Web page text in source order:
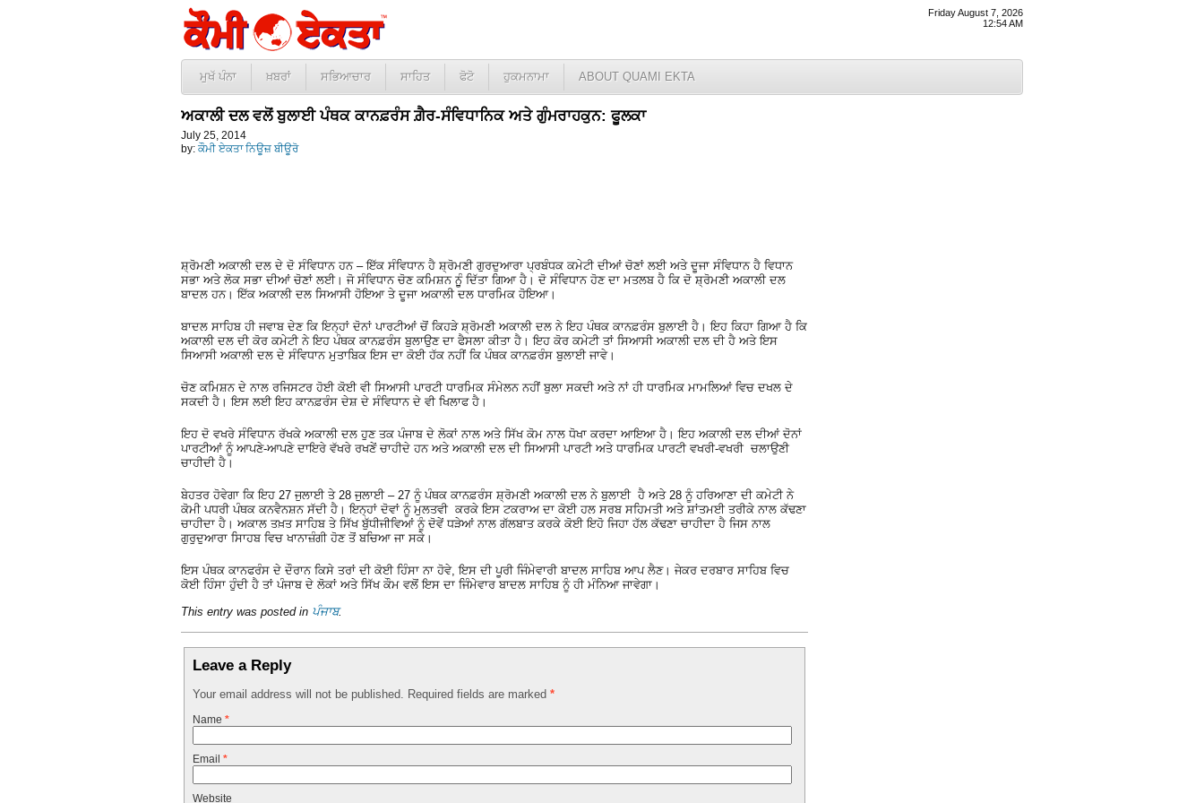
Friday August 7, 2026
12:54 AM
ਮੁਖੱ ਪੰਨਾ ਖ਼ਬਰਾਂ ਸਭਿਆਚਾਰ ਸਾਹਿਤ ਫੋਟੋ ਹੁਕਮਨਾਮਾ ABOUT QUAMI EKTA
ਅਕਾਲੀ ਦਲ ਵਲੋਂ ਬੁਲਾਈ ਪੰਥਕ ਕਾਨਫ਼ਰੰਸ ਗ਼ੈਰ-ਸੰਵਿਧਾਨਿਕ ਅਤੇ ਗੁੰਮਰਾਹਕੁਨ: ਫੂਲਕਾ
July 25, 2014
by: ਕੌਮੀ ਏਕਤਾ ਨਿਊਜ਼ ਬੀਊਰੋ
ਸ਼੍ਰੋਮਣੀ ਅਕਾਲੀ ਦਲ ਦੇ ਦੋ ਸੰਵਿਧਾਨ ਹਨ – ਇੱਕ ਸੰਵਿਧਾਨ ਹੈ ਸ਼੍ਰੋਮਣੀ ਗੁਰਦੁਆਰਾ ਪ੍ਰਬੰਧਕ ਕਮੇਟੀ ਦੀਆਂ ਚੋਣਾਂ ਲਈ ਅਤੇ ਦੂਜਾ ਸੰਵਿਧਾਨ ਹੈ ਵਿਧਾਨ
ਸਭਾ ਅਤੇ ਲੋਕ ਸਭਾ ਦੀਆਂ ਚੋਣਾਂ ਲਈ। ਜੋ ਸੰਵਿਧਾਨ ਚੋਣ ਕਮਿਸ਼ਨ ਨੂੁੰ ਦਿੱਤਾ ਗਿਆ ਹੈ। ਦੋ ਸੰਵਿਧਾਨ ਹੋਣ ਦਾ ਮਤਲਬ ਹੈ ਕਿ ਦੋ ਸ਼੍ਰੋਮਣੀ ਅਕਾਲੀ ਦਲ
ਬਾਦਲ ਹਨ। ਇੱਕ ਅਕਾਲੀ ਦਲ ਸਿਆਸੀ ਹੋਇਆ ਤੇ ਦੂਜਾ ਅਕਾਲੀ ਦਲ ਧਾਰਮਿਕ ਹੋਇਆ।
ਬਾਦਲ ਸਾਹਿਬ ਹੀ ਜਵਾਬ ਦੇਣ ਕਿ ਇਨ੍ਹਾਂ ਦੋਨਾਂ ਪਾਰਟੀਆਂ ਚੋਂ ਕਿਹੜੇ ਸ਼੍ਰੋਮਣੀ ਅਕਾਲੀ ਦਲ ਨੇ ਇਹ ਪੰਥਕ ਕਾਨਫ਼ਰੰਸ ਬੁਲਾਈ ਹੈ। ਇਹ ਕਿਹਾ ਗਿਆ ਹੈ ਕਿ
ਅਕਾਲੀ ਦਲ ਦੀ ਕੋਰ ਕਮੇਟੀ ਨੇ ਇਹ ਪੰਥਕ ਕਾਨਫ਼ਰੰਸ ਬੁਲਾਉਣ ਦਾ ਫੈਸਲਾ ਕੀਤਾ ਹੈ। ਇਹ ਕੋਰ ਕਮੇਟੀ ਤਾਂ ਸਿਆਸੀ ਅਕਾਲੀ ਦਲ ਦੀ ਹੈ ਅਤੇ ਇਸ
ਸਿਆਸੀ ਅਕਾਲੀ ਦਲ ਦੇ ਸੰਵਿਧਾਨ ਮੁਤਾਬਿਕ ਇਸ ਦਾ ਕੋਈ ਹੱਕ ਨਹੀਂ ਕਿ ਪੰਥਕ ਕਾਨਫ਼ਰੰਸ ਬੁਲਾਈ ਜਾਵੇ।
ਚੋਣ ਕਮਿਸ਼ਨ ਦੇ ਨਾਲ ਰਜਿਸਟਰ ਹੋਈ ਕੋਈ ਵੀ ਸਿਆਸੀ ਪਾਰਟੀ ਧਾਰਮਿਕ ਸੰਮੇਲਨ ਨਹੀਂ ਬੁਲਾ ਸਕਦੀ ਅਤੇ ਨਾਂ ਹੀ ਧਾਰਮਿਕ ਮਾਮਲਿਆਂ ਵਿਚ ਦਖਲ ਦੇ
ਸਕਦੀ ਹੈ। ਇਸ ਲਈ ਇਹ ਕਾਨਫ਼ਰੰਸ ਦੇਸ਼ ਦੇ ਸੰਵਿਧਾਨ ਦੇ ਵੀ ਖਿਲਾਫ ਹੈ।
ਇਹ ਦੋ ਵਖਰੇ ਸੰਵਿਧਾਨ ਰੱਖਕੇ ਅਕਾਲੀ ਦਲ ਹੁਣ ਤਕ ਪੰਜਾਬ ਦੇ ਲੋਕਾਂ ਨਾਲ ਅਤੇ ਸਿੱਖ ਕੋਮ ਨਾਲ ਧੋਖਾ ਕਰਦਾ ਆਇਆ ਹੈ। ਇਹ ਅਕਾਲੀ ਦਲ ਦੀਆਂ ਦੋਨਾਂ
ਪਾਰਟੀਆਂ ਨੂੰ ਆਪਣੇ-ਆਪਣੇ ਦਾਇਰੇ ਵੱਖਰੇ ਰਖਣੇਂ ਚਾਹੀਦੇ ਹਨ ਅਤੇ ਅਕਾਲੀ ਦਲ ਦੀ ਸਿਆਸੀ ਪਾਰਟੀ ਅਤੇ ਧਾਰਮਿਕ ਪਾਰਟੀ ਵਖਰੀ-ਵਖਰੀ ਚਲਾਉਣੀ
ਚਾਹੀਦੀ ਹੈ।
ਬੇਹਤਰ ਹੋਵੇਗਾ ਕਿ ਇਹ 27 ਜੁਲਾਈ ਤੇ 28 ਜੁਲਾਈ – 27 ਨੂੰ ਪੰਥਕ ਕਾਨਫ਼ਰੰਸ ਸ਼੍ਰੋਮਣੀ ਅਕਾਲੀ ਦਲ ਨੇ ਬੁਲਾਈ ਹੈ ਅਤੇ 28 ਨੂੰ ਹਰਿਆਣਾ ਦੀ ਕਮੇਟੀ ਨੇ
ਕੋਮੀ ਪਧਰੀ ਪੰਥਕ ਕਨਵੈਨਸ਼ਨ ਸੱਦੀ ਹੈ। ਇਨ੍ਹਾਂ ਦੋਵਾਂ ਨੂੰ ਮੁਲਤਵੀ ਕਰਕੇ ਇਸ ਟਕਰਾਅ ਦਾ ਕੋਈ ਹਲ ਸਰਬ ਸਹਿਮਤੀ ਅਤੇ ਸ਼ਾਂਤਮਈ ਤਰੀਕੇ ਨਾਲ ਕੱਢਣਾ
ਚਾਹੀਦਾ ਹੈ। ਅਕਾਲ ਤਖ਼ਤ ਸਾਹਿਬ ਤੇ ਸਿੱਖ ਬੁੱਧੀਜੀਵਿਆਂ ਨੂੰ ਦੋਵੇਂ ਧੜੇਆਂ ਨਾਲ ਗੱਲਬਾਤ ਕਰਕੇ ਕੋਈ ਇਹੋ ਜਿਹਾ ਹੱਲ ਕੱਢਣਾ ਚਾਹੀਦਾ ਹੈ ਜਿਸ ਨਾਲ
ਗੁਰੁਦੁਆਰਾ ਸਾਿਹਬ ਵਿਚ ਖਾਨਾਜ਼ੰਗੀ ਹੋਣ ਤੋਂ ਬਚਿਆ ਜਾ ਸਕੇ।
ਇਸ ਪੰਥਕ ਕਾਨਫਰੰਸ ਦੇ ਦੌਰਾਨ ਕਿਸੇ ਤਰਾਂ ਦੀ ਕੋਈ ਹਿੰਸਾ ਨਾ ਹੋਵੇ, ਇਸ ਦੀ ਪੂਰੀ ਜਿੰਮੇਵਾਰੀ ਬਾਦਲ ਸਾਹਿਬ ਆਪ ਲੈਣ। ਜੇਕਰ ਦਰਬਾਰ ਸਾਹਿਬ ਵਿਚ
ਕੋਈ ਹਿੰਸਾ ਹੁੰਦੀ ਹੈ ਤਾਂ ਪੰਜਾਬ ਦੇ ਲੋਕਾਂ ਅਤੇ ਸਿੱਖ ਕੌਮ ਵਲੋਂ ਇਸ ਦਾ ਜਿੰਮੇਵਾਰ ਬਾਦਲ ਸਾਹਿਬ ਨੂੰ ਹੀ ਮੰਨਿਆ ਜਾਵੇਗਾ।
This entry was posted in ਪੰਜਾਬ.
Leave a Reply
Your email address will not be published. Required fields are marked *
Name *
Email *
Website